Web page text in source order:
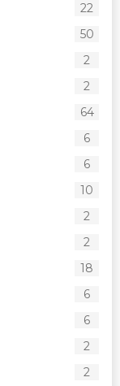
22
50
2
2
64
6
6
10
2
2
18
6
6
2
2